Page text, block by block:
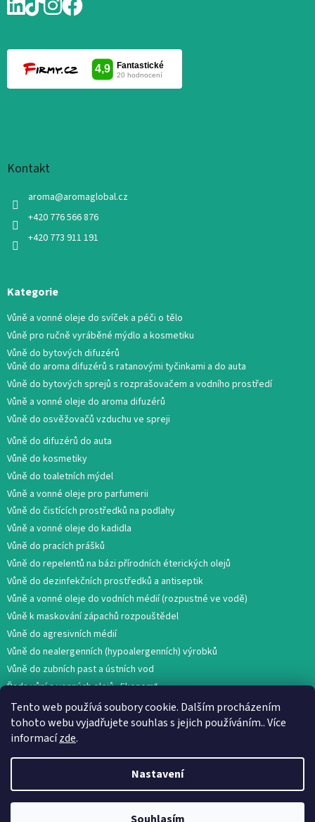
Tento web používá soubory cookie. Dalším procházením
tohoto webu vyjadřujete souhlas s jejich používáním.. Více
informacízde.
Nastavení
Kontakt
aroma@aromaglobal.cz
+420 776 566 876
+420 773 911 191
Kategorie
Vůně a vonné oleje do svíček a péči o tělo
Vůně pro ručně vyráběné mýdlo a kosmetiku
Vůně do bytových difuzérů
Vůně do aroma difuzérů s ratanovými tyčinkami a do auta
Vůně do bytových sprejů s rozprašovačem a vodního prostředí
Vůně a vonné oleje do aroma difuzérů
Vůně do osvěžovačů vzduchu ve spreji
Vůně do difuzérů do auta
Vůně do kosmetiky
Vůně do toaletních mýdel
Vůně a vonné oleje pro parfumerii
Vůně do čistících prostředků na podlahy
Vůně a vonné oleje do kadidla
Vůně do pracích prášků
Vůně do repelentů na bázi přírodních éterických olejů
Vůně do dezinfekčních prostředků a antiseptik
Vůně a vonné oleje do vodních médií (rozpustné ve vodě)
Vůně k maskování zápachů rozpouštědel
Vůně do agresivních médií
Vůně do nealergenních (hypoalergenních) výrobků
Vůně do zubních past a ústních vod
Řada vůní a vonných olejů „Ekonom“
Vytvořil Shoptet